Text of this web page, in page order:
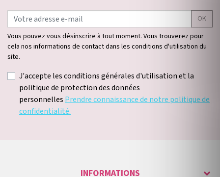
OK
Vous pouvez vous désinscrire à tout moment. Vous trouverez pour
cela nos informations de contact dans les conditions d'utilisation du
site.
J'accepte les conditions générales d'utilisation et la
politique de protection des données
personnelles Prendre connaissance de notre politique de
confidentialité.
INFORMATIONS